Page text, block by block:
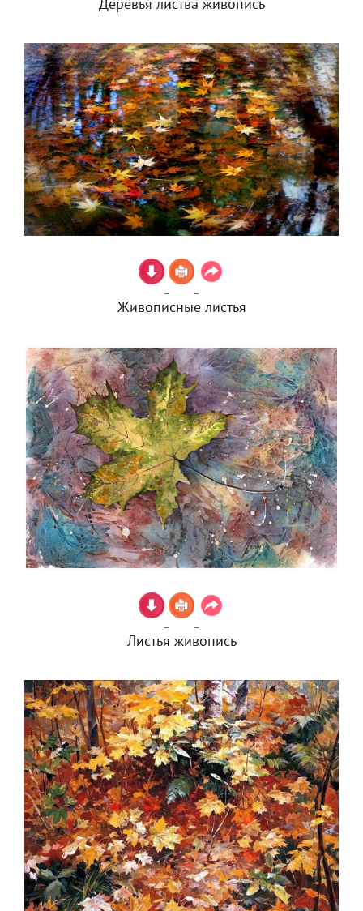
Деревья листва живопись
Живописные листья
Листья живопись